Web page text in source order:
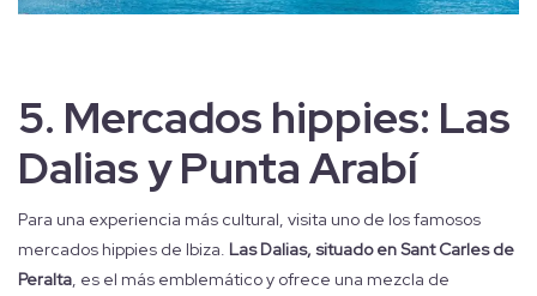
5. Mercados hippies: Las
Dalias y Punta Arabí
Para una experiencia más cultural, visita uno de los famosos
mercados hippies de Ibiza. Las Dalias, situado en Sant Carles de
Peralta, es el más emblemático y ofrece una mezcla de